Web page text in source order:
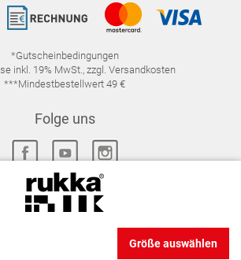
Größe auswählen
*Gutscheinbedingungen
inkl. 19% MwSt., zzgl. Versandkosten
***Mindestbestellwert 49 €
Folge uns
WIDERRUFSRECHT